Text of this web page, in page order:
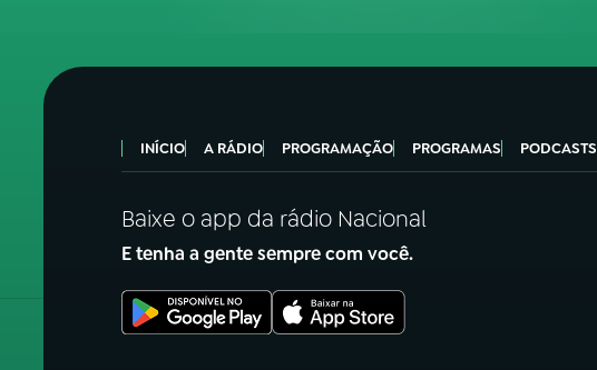
INÍCIO A RÁDIO PROGRAMAÇÃO PROGRAMAS PODCASTS
Baixe o app da rádio Nacional
E tenha a gente sempre com você.